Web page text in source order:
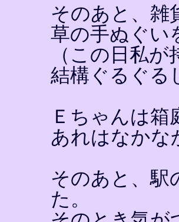
そのあと、雑
草の手ぬぐい
（この日私
結構ぐるぐる
Ｅちゃんは
あれはなかな
そのあと、駅
た。